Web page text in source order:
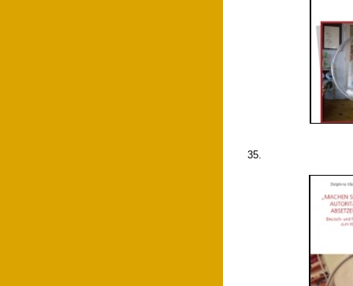
35.